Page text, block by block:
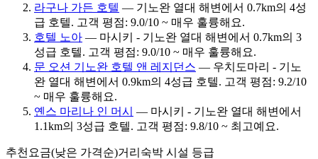
라구나 가든 호텔 — 기노완 열대 해변에서 0.7km의 4성
급 호텔. 고객 평점: 9.0/10 ~ 매우 훌륭해요.
호텔 노아 — 마시키 - 기노완 열대 해변에서 0.7km의 3
성급 호텔. 고객 평점: 9.0/10 ~ 매우 훌륭해요.
문 오션 기노완 호텔 앤 레지던스 — 우치도마리 - 기노
완 열대 해변에서 0.9km의 4성급 호텔. 고객 평점: 9.2/10
~ 매우 훌륭해요.
옌스 마리나 인 머시 — 마시키 - 기노완 열대 해변에서
1.1km의 3성급 호텔. 고객 평점: 9.8/10 ~ 최고예요.
추천 요금(낮은 가격순)거리 숙박 시설 등급